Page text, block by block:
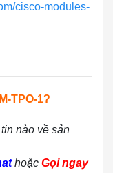
cisco-modules-
TPO-1?
nào về sản
hoặc Gọi ngay